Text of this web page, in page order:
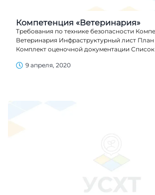
Компетенция «Ветеринария»
Требования по технике безопасности
Ветеринария Инфраструктурный лист План
Комплект оценочной документации Список
9 апреля, 2020